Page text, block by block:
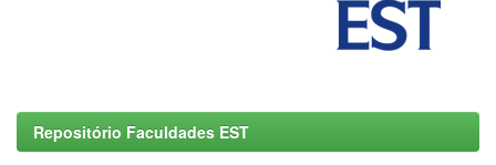
Repositório Faculdades EST